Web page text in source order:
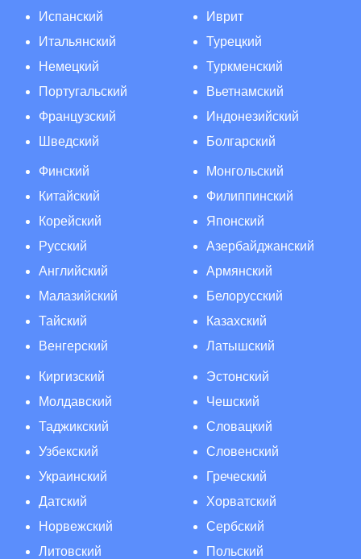
Испанский
Итальянский
Немецкий
Португальский
Французский
Шведский
Иврит
Турецкий
Туркменский
Вьетнамский
Индонезийский
Болгарский
Финский
Китайский
Корейский
Русский
Английский
Малазийский
Тайский
Венгерский
Монгольский
Филиппинский
Японский
Азербайджанский
Армянский
Белорусский
Казахский
Латышский
Киргизский
Молдавский
Таджикский
Узбекский
Украинский
Датский
Норвежский
Литовский
Эстонский
Чешский
Словацкий
Словенский
Греческий
Хорватский
Сербский
Польский